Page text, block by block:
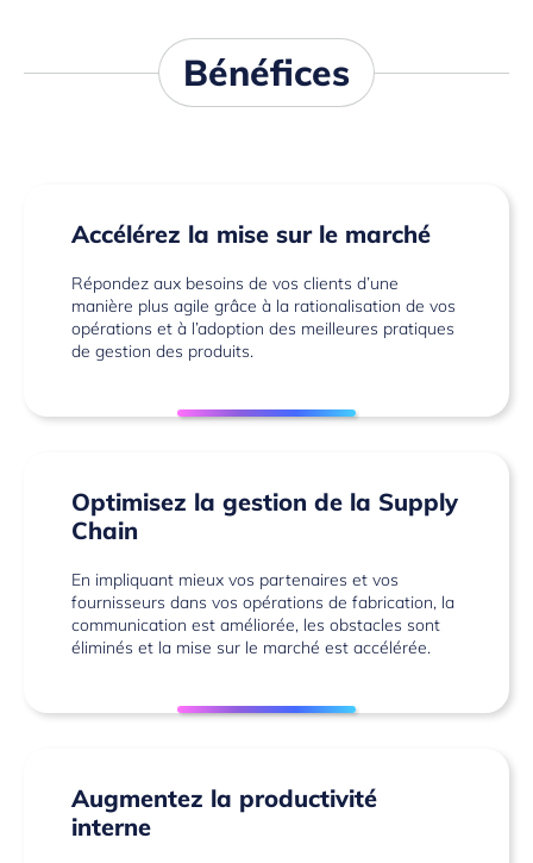
Bénéfices
Accélérez la mise sur le marché
Répondez aux besoins de vos clients d’une
manière plus agile grâce à la rationalisation de vos
opérations et à l’adoption des meilleures pratiques
de gestion des produits.
Optimisez la gestion de la Supply
Chain
En impliquant mieux vos partenaires et vos
fournisseurs dans vos opérations de fabrication, la
communication est améliorée, les obstacles sont
éliminés et la mise sur le marché est accélérée.
Augmentez la productivité
interne